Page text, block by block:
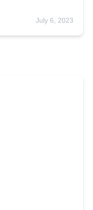
July 6, 2023